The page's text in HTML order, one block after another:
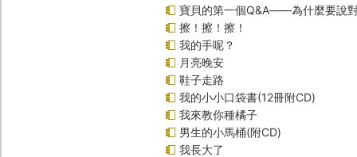
寶貝的第一個Q&A――為什麼要說
擦！擦！擦！
我的手呢？
月亮晚安
鞋子走路
我的小小口袋書(12冊附CD)
我來教你種橘子
男生的小馬桶(附CD)
我長大了